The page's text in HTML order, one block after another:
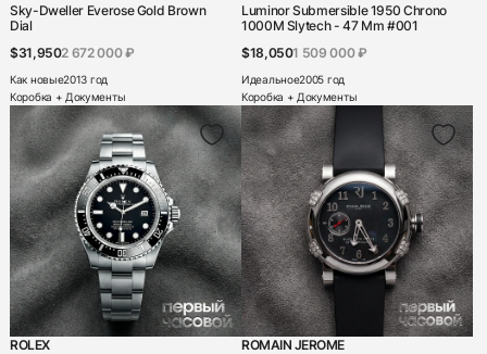
Sky-Dweller Everose Gold Brown
Dial
$31,9502 672 000 ₽
Как новые2013 год
Коробка + Документы
Luminor Submersible 1950 Chrono
1000M Slytech - 47 Mm #001
$18,0501 509 000 ₽
Идеальное2005 год
Коробка + Документы
ROLEX
ROMAIN JEROME